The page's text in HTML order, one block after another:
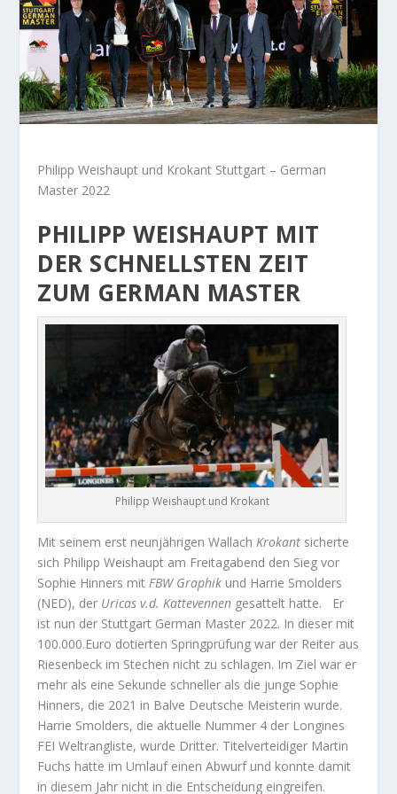
Philipp Weishaupt und Krokant Stuttgart – German
Master 2022
PHILIPP WEISHAUPT MIT
DER SCHNELLSTEN ZEIT
ZUM GERMAN MASTER
Philipp Weishaupt und Krokant
Mit seinem erst neunjährigen WallachKrokant sicherte
sich Philipp Weishaupt am Freitagabend den Sieg vor
Sophie Hinners mitFBW Graphik und Harrie Smolders
(NED), der Uricas v.d. Kattevennen gesattelt hatte. Er
ist nun der Stuttgart German Master 2022. In dieser mit
100.000.Euro dotierten Springprüfung war der Reiter aus
Riesenbeck im Stechen nicht zu schlagen. Im Ziel war er
mehr als eine Sekunde schneller als die junge Sophie
Hinners, die 2021 in Balve Deutsche Meisterin wurde.
Harrie Smolders, die aktuelle Nummer 4 der Longines
FEI Weltrangliste, wurde Dritter. Titelverteidiger Martin
Fuchs hatte im Umlauf einen Abwurf und konnte damit
in diesem Jahr nicht in die Entscheidung eingreifen.